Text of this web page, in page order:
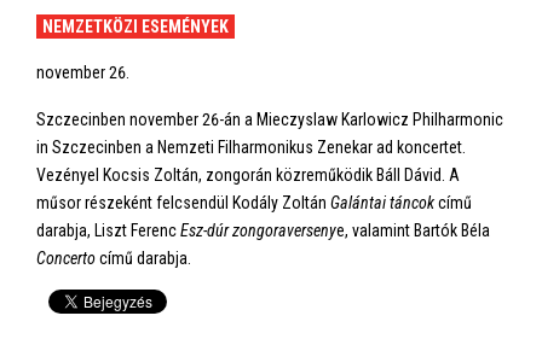
NEMZETKÖZI ESEMÉNYEK
november 26.
Szczecinben november 26-án a Mieczyslaw Karlowicz Philharmonic
in Szczecinben a Nemzeti Filharmonikus Zenekar ad koncertet.
Vezényel Kocsis Zoltán, zongorán közreműködik Báll Dávid. A
műsor részeként felcsendül Kodály Zoltán Galántai táncokcímű
darabja, Liszt FerencEsz-dúr zongoraversenye, valamint Bartók Béla
Concertocímű darabja.